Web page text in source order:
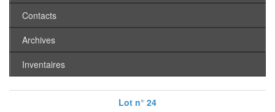
Contacts
Archives
Inventaires
Lot n° 24